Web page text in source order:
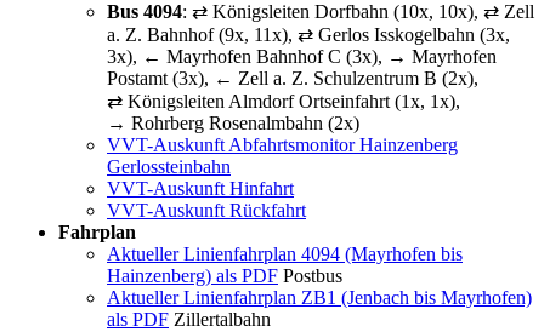
Bus 4094: ⇄ Königsleiten Dorfbahn (10x, 10x), ⇄ Zell
a. Z. Bahnhof (9x, 11x), ⇄ Gerlos Isskogelbahn (3x,
3x), ← Mayrhofen Bahnhof C (3x), → Mayrhofen
Postamt (3x), ← Zell a. Z. Schulzentrum B (2x),
⇄ Königsleiten Almdorf Ortseinfahrt (1x, 1x),
→ Rohrberg Rosenalmbahn (2x)
VVT-Auskunft Abfahrtsmonitor Hainzenberg
Gerlossteinbahn
VVT-Auskunft Hinfahrt
VVT-Auskunft Rückfahrt
Fahrplan
Aktueller Linienfahrplan 4094 (Mayrhofen bis
Hainzenberg) als PDF Postbus
Aktueller Linienfahrplan ZB1 (Jenbach bis Mayrhofen)
als PDF Zillertalbahn